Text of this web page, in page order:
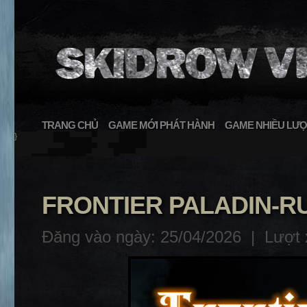
TRANG CHỦ GAME MỚI PHÁT HÀNH GAME NHIỀU
}
FRONTIER PALADIN-
Đăng vào ngày: 25/04/2026 | Lượt